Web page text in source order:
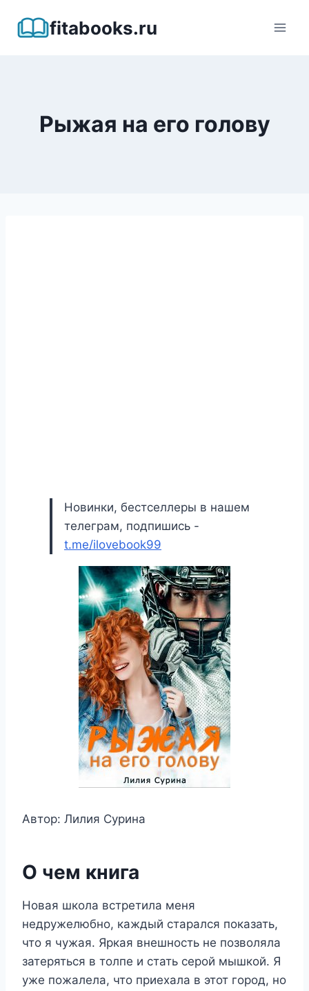
fitabooks.ru
Рыжая на его голову
Новинки, бестселлеры в нашем
телеграм, подпишись -
t.me/ilovebook99
Автор: Лилия Сурина
О чем книга
Новая школа встретила меня
недружелюбно, каждый старался показать,
что я чужая. Яркая внешность не позволяла
затеряться в толпе и стать серой мышкой. Я
уже пожалела, что приехала в этот город, но